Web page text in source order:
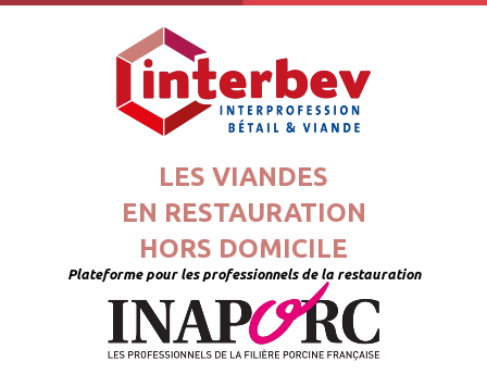
LES VIANDES
EN RESTAURATION
HORS DOMICILE
Plateforme pour les professionnels de la restauration